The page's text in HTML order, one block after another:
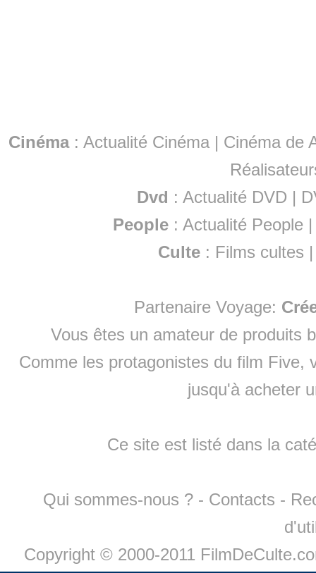
Cinéma: Actualité Cinéma | Cinéma de
Dvd : Actualité DVD |
People :Actualité People
Culte : Films cultes
Partenaire Voyage:
Vous êtes un amateur de produits
Comme les protagonistes du film Five,
jusqu'à acheter
Ce site est listé dans la
Qui sommes-nous ? - Contacts -
Copyright © 2000-2011